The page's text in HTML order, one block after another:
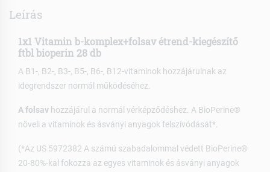
Leírás
1x1 Vitamin b-komplex+folsav étrend-kiegészítő
ftbl bioperin 28 db
A B1-, B2-, B3-, B5-, B6-, B12-vitaminok hozzájárulnak az
idegrendszer normál működéséhez.
A folsav hozzájárul a normál vérképződéshez. A BioPerine®
növeli a vitaminok és ásványi anyagok felszívódását*.
(*Az US 5972382 A számú szabadalommal védett BioPerine®
20-80%-kal fokozza az egyes vitaminok és ásványi anyagok